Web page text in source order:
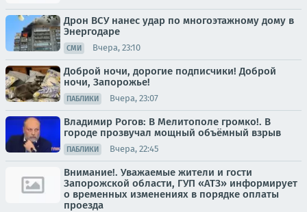
Дрон ВСУ нанес удар по многоэтажному дому в
Энергодаре
СМИ Вчера, 23:10
Доброй ночи, дорогие подписчики! Доброй
ночи, Запорожье!
ПАБЛИКИ Вчера, 23:07
Владимир Рогов: В Мелитополе громко!. В
городе прозвучал мощный объёмный взрыв
ПАБЛИКИ Вчера, 22:45
Внимание!. Уважаемые жители и гости
Запорожской области, ГУП «АТЗ» информирует
о временных изменениях в порядке оплаты
проезда